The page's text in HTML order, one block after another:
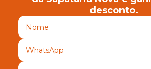
desconto.